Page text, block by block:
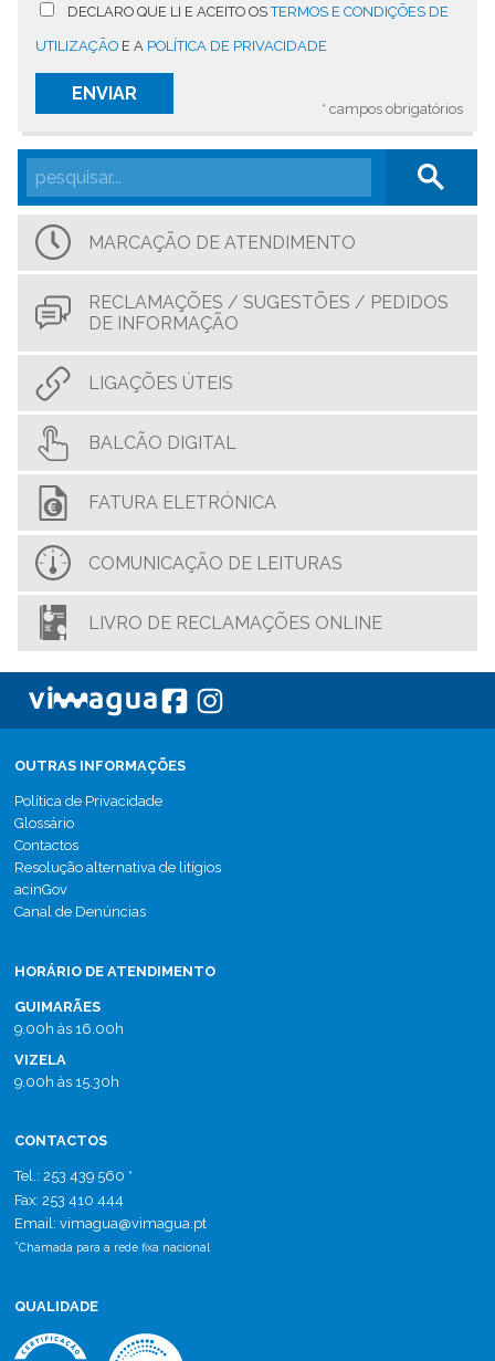
DECLARO QUE LI E ACEITO OSTERMOS E CONDIÇÕES DE
UTILIZAÇÃO E A POLÍTICA DE PRIVACIDADE
* campos obrigatórios
MARCAÇÃO DE ATENDIMENTO
RECLAMAÇÕES / SUGESTÕES / PEDIDOS
DE INFORMAÇÃO
LIGAÇÕES ÚTEIS
BALCÃO DIGITAL
FATURA ELETRÓNICA
COMUNICAÇÃO DE LEITURAS
LIVRO DE RECLAMAÇÕES ONLINE
OUTRAS INFORMAÇÕES
Política de Privacidade
Glossário
Contactos
Resolução alternativa de litígios
acinGov
Canal de Denúncias
HORÁRIO DE ATENDIMENTO
GUIMARÃES
9.00h às 16.00h
VIZELA
9.00h às 15.30h
CONTACTOS
Tel.: 253 439 560 *
Fax: 253 410 444
Email: vimagua@vimagua.pt
*Chamada para a rede fixa nacional
QUALIDADE